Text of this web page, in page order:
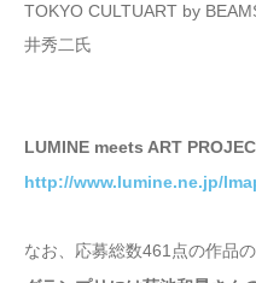
TOKYO CULTUART by
井秀二氏
LUMINE meets ART
http://www.lumine.ne.jp/
なお、応募総数461点の作品の